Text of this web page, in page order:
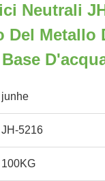
Neutrali
Del Metallo
junhe
JH-5216
100KG